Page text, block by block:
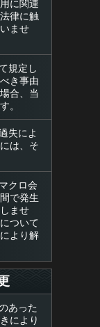
に関連
律に触
ませ
規定し
き事由
合、当
。
失によ
は、そ
クロ会
で発生
ませ
ついて
より解
あった
により